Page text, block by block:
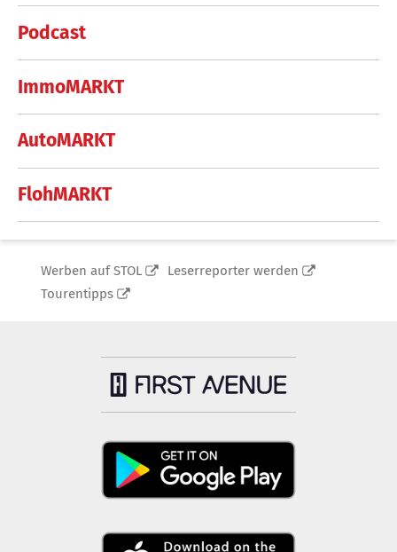
Podcast
ImmoMARKT
AutoMARKT
FlohMARKT
Werben auf STOL
Leserreporter werden
Tourentipps